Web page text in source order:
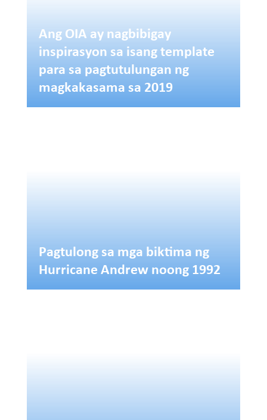
Ang OIA ay nagbibigay
inspirasyon sa isang template
para sa pagtutulungan ng
magkakasama sa 2019
Pagtulong sa mga biktima ng
Hurricane Andrew noong 1992